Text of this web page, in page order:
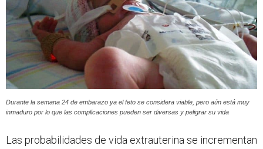
Durante la semana 24 de embarazo ya el feto se considera viable, pero aún está muy
inmaduro por lo que las complicaciones pueden ser diversas y peligrar su vida
Las probabilidades de vida extrauterina se incrementan